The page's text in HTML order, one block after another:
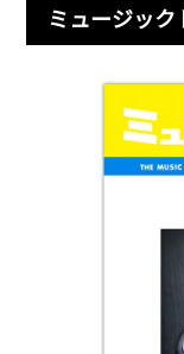
ミュージッ